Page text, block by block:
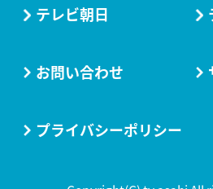
テレビ朝日
お問い合わせ
プライバシーポリシー